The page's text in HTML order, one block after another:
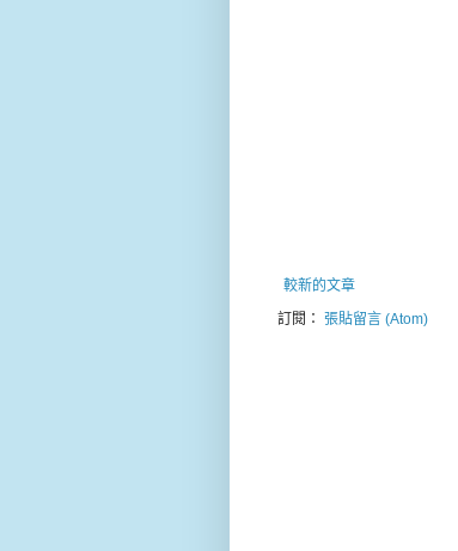
較新的文章
訂閱： 張貼留言 (Atom)